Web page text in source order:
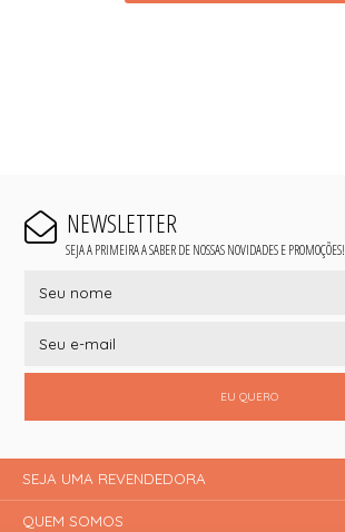
NEWSLETTER
SEJA A PRIMEIRA A SABER DE NOSSAS NOVIDADES E PROMOÇÕES!
EU QUERO
SEJA UMA REVENDEDORA
QUEM SOMOS